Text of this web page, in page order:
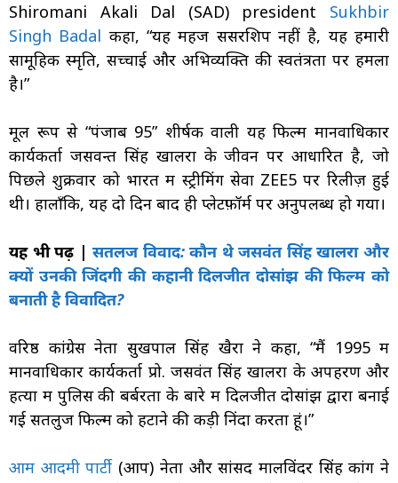
Shiromani Akali Dal (SAD) president Sukhbir
Singh Badal कहा, “यह महज सेंसरशिप नहीं है, यह हमारी
सामूहिक स्मृति, सच्चाई और अभिव्यक्ति की स्वतंत्रता पर हमला
है।”
मूल रूप से “पंजाब 95” शीर्षक वाली यह फिल्म मानवाधिकार
कार्यकर्ता जसवन्त सिंह खालरा के जीवन पर आधारित है, जो
पिछले शुक्रवार को भारत में स्ट्रीमिंग सेवा ZEE5 पर रिलीज़ हुई
थी। हालाँकि, यह दो दिन बाद ही प्लेटफ़ॉर्म पर अनुपलब्ध हो गया।
यह भी पढ़ें |सतलज विवाद: कौन थे जसवंत सिंह खालरा और
क्यों उनकी जिंदगी की कहानी दिलजीत दोसांझ की फिल्म को
बनाती है विवादित?
वरिष्ठ कांग्रेस नेता सुखपाल सिंह खैरा ने कहा, “मैं 1995 में
मानवाधिकार कार्यकर्ता प्रो. जसवंत सिंह खालरा के अपहरण और
हत्या में पुलिस की बर्बरता के बारे में दिलजीत दोसांझ द्वारा बनाई
गई सतलुज फिल्म को हटाने की कड़ी निंदा करता हूं।”
आम आदमी पार्टी(आप) नेता और सांसद मालविंदर सिंह कांग ने